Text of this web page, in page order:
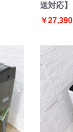
送対応】
￥27,390